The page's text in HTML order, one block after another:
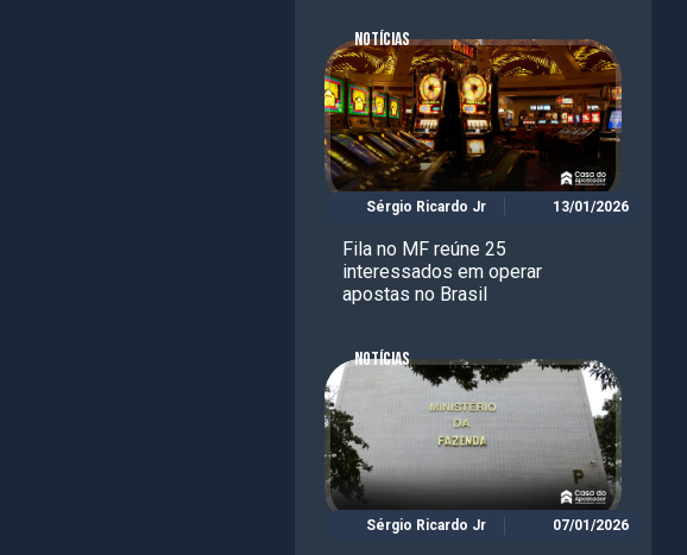
NOTÍCIAS
Sérgio Ricardo Jr 13/01/2026
Fila no MF reúne 25
interessados em operar
apostas no Brasil
NOTÍCIAS
Sérgio Ricardo Jr 07/01/2026